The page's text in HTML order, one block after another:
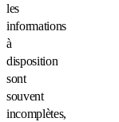
les
informations
à
disposition
sont
souvent
incomplètes,